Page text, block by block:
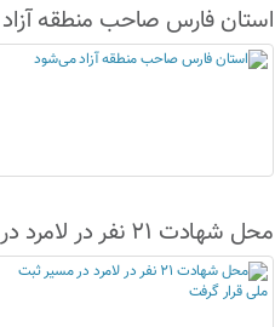
استان فارس صاحب منطقه آزاد
می‌شود
محل شهادت ۲۱ نفر در لامرد در
مسیر ثبت ملی قرار گرفت